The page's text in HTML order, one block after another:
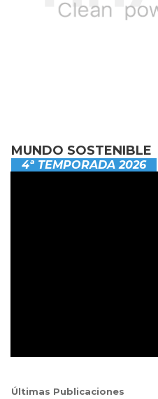
MUNDO SOSTENIBLE
4ª TEMPORADA 2026
Últimas Publicaciones